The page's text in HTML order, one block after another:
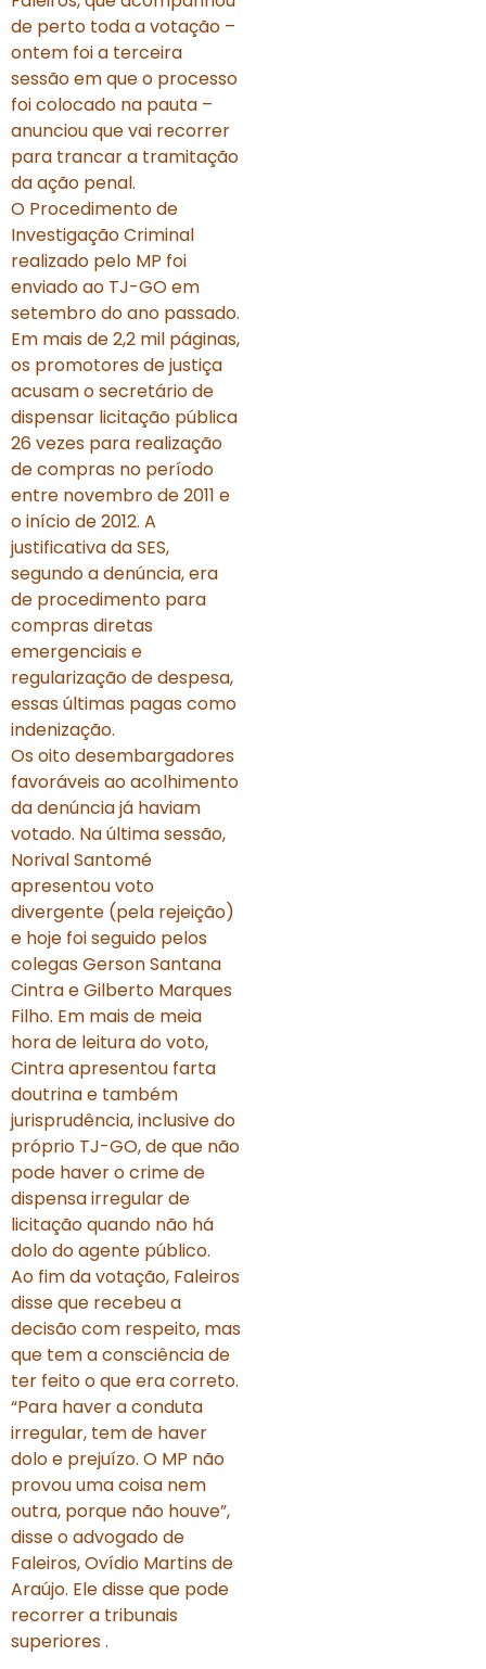
de perto toda a votação –
ontem foi a terceira
sessão em que o processo
foi colocado na pauta –
anunciou que vai recorrer
para trancar a tramitação
da ação penal.
O Procedimento de
Investigação Criminal
realizado pelo MP foi
enviado ao TJ-GO em
setembro do ano passado.
Em mais de 2,2 mil páginas,
os promotores de justiça
acusam o secretário de
dispensar licitação pública
26 vezes para realização
de compras no período
entre novembro de 2011 e
o início de 2012. A
justificativa da SES,
segundo a denúncia, era
de procedimento para
compras diretas
emergenciais e
regularização de despesa,
essas últimas pagas como
indenização.
Os oito desembargadores
favoráveis ao acolhimento
da denúncia já haviam
votado. Na última sessão,
Norival Santomé
apresentou voto
divergente (pela rejeição)
e hoje foi seguido pelos
colegas Gerson Santana
Cintra e Gilberto Marques
Filho. Em mais de meia
hora de leitura do voto,
Cintra apresentou farta
doutrina e também
jurisprudência, inclusive do
próprio TJ-GO, de que não
pode haver o crime de
dispensa irregular de
licitação quando não há
dolo do agente público.
Ao fim da votação, Faleiros
disse que recebeu a
decisão com respeito, mas
que tem a consciência de
ter feito o que era correto.
“Para haver a conduta
irregular, tem de haver
dolo e prejuízo. O MP não
provou uma coisa nem
outra, porque não houve”,
disse o advogado de
Faleiros, Ovídio Martins de
Araújo. Ele disse que pode
recorrer a tribunais
superiores .